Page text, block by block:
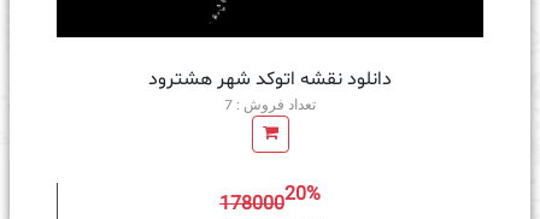
دانلود نقشه اتوکد شهر هشترود
تعداد فروش : 7
17800020%